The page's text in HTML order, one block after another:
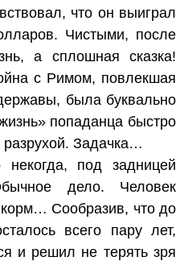
что он выиграл
Чистыми, после
а сплошная сказка!
с Римом, повлекшая
была буквально
попаданца быстро
разрухой. Задачка…
под задницей
дело. Человек
Сообразив, что до
всего пару лет,
и решил не терять зря